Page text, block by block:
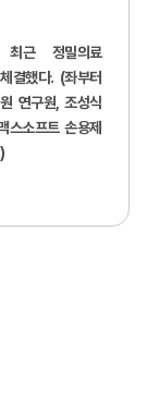
최근 정밀의료
결했다. (좌부터
연구원, 조성식
소프트 손용제